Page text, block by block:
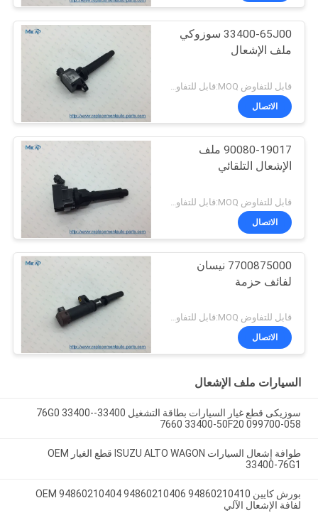
33400-65J00 سوزوكي
ملف الإشعال
الاتصال
90080-19017 ملف
الإشعال التلقائي
الاتصال
7700875000 نيسان
لفائف حزمة
قابل للتفاوض MOQ:قابل للتفاوض
الاتصال
السيارات ملف الإشعال
سوزيكى قطع غيار السيارات بطاقة التشغيل 33400-76G0 33400-
7660 33400-50F20 099700-058
طوافة إشعال السيارات ISUZU ALTO WAGON قطع الغيار OEM
33400-76G1
بورش كايين OEM 94860210404 94860210406 94860210410
لفافة الإشعال الآلي